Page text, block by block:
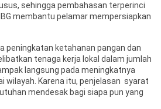
sehingga pembahasan terperinci
membantu pelamar mempersiapkan
peningkatan ketahanan pangan dan
tenaga kerja lokal dalam jumlah
langsung pada meningkatnya
wilayah. Karena itu, penjelasan syarat
mendesak bagi siapa pun yang